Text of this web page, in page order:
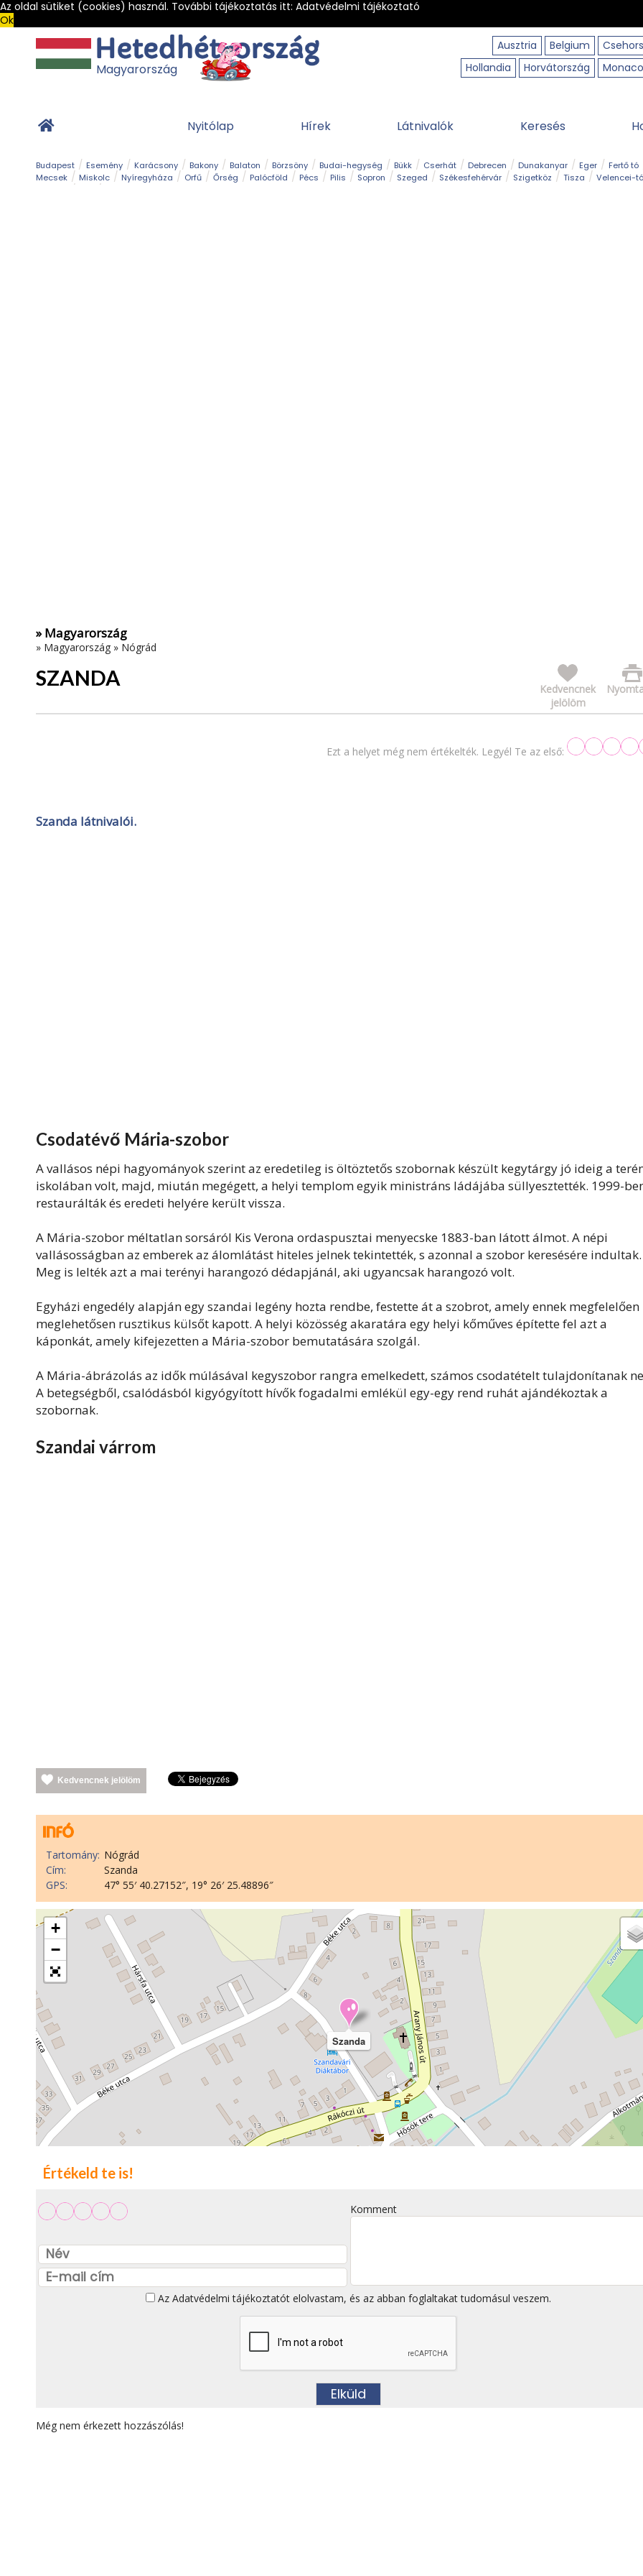
Az oldal sütiket (cookies) használ. További tájékoztatás itt: Adatvédelmi tájékoztató
Ok
Ausztria
Belgium
Hollandia
Horvátország Monaco
Magyarország
Nyitólap Hírek Látnivalók Keresés
Budapest Esemény Karácsony Bakony Balaton Börzsöny Budai-hegység Bükk Cserhát Debrecen Dunakanyar Eger
Fertő tó
Mecsek
Miskolc Nyíregyháza Orfű Őrség Palócföld Pécs Pilis Sopron Szeged Székesfehérvár Szigetköz Tisza
Velencei-tó
» Magyarország
» Magyarország » Nógrád
SZANDA
Kedvencnek
jelölöm
Ezt a helyet még nem értékelték. Legyél Te az első:
Szanda látnivalói.
Csodatévő Mária-szobor
A vallásos népi hagyományok szerint az eredetileg is öltöztetős szobornak készült kegytárgy jó ideig a
iskolában volt, majd, miután megégett, a helyi templom egyik ministráns ládájába süllyesztették. 1999-
restaurálták és eredeti helyére került vissza.
A Mária-szobor méltatlan sorsáról Kis Verona ordaspusztai menyecske 1883-ban látott álmot. A népi
vallásosságban az emberek az álomlátást hiteles jelnek tekintették, s azonnal a szobor keresésére indultak.
Meg is lelték azt a mai terényi harangozó dédapjánál, aki ugyancsak harangozó volt.
Egyházi engedély alapján egy szandai legény hozta rendbe, festette át a szobrot, amely ennek megfelelően
meglehetősen rusztikus külsőt kapott. A helyi közösség akaratára egy helyi kőműves építette fel azt a
káponkát, amely kifejezetten a Mária-szobor bemutatására szolgál.
A Mária-ábrázolás az idők múlásával kegyszobor rangra emelkedett, számos csodatételt tulajdonítanak
A betegségből, csalódásból kigyógyított hívők fogadalmi emlékül egy-egy rend ruhát ajándékoztak a
szobornak.
Szandai várrom
Kedvencnek jelölöm
Tartomány: Nógrád
Cím:
Szanda
GPS:
47° 55′ 40.27152″, 19° 26′ 25.48896″
Szanda
+
−
Értékeld te is!
Komment
Az Adatvédelmi tájékoztatót elolvastam, és az abban foglaltakat tudomásul veszem.
Még nem érkezett hozzászólás!